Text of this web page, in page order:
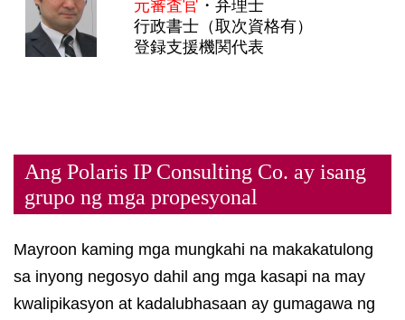
元審査官 ・弁理士
行政書士（取次資格有）
登録支援機関代表
Ang Polaris IP Consulting Co. ay isang
grupo ng mga propesyonal
Mayroon kaming mga mungkahi na makakatulong
sa inyong negosyo dahil ang mga kasapi na may
kwalipikasyon at kadalubhasaan ay gumagawa ng